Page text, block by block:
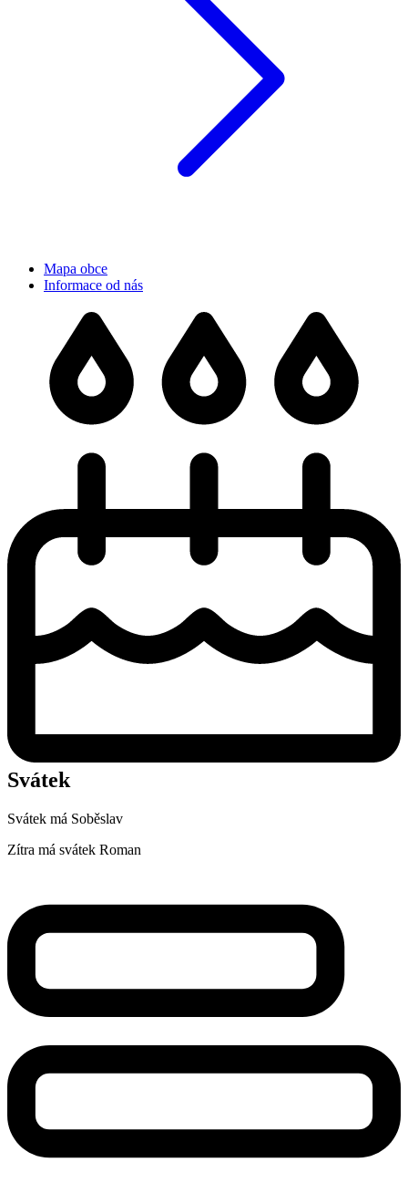
Mapa obce
Informace od nás
Svátek
Svátek má Soběslav
Zítra má svátek Roman